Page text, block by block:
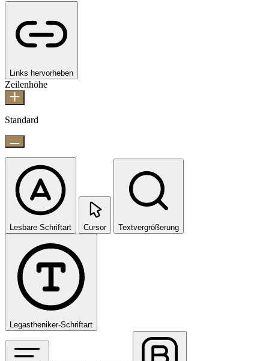
Links hervorheben
Zeilenhöhe
Standard
Lesbare Schriftart Cursor Textvergrößerung
Legastheniker-Schriftart